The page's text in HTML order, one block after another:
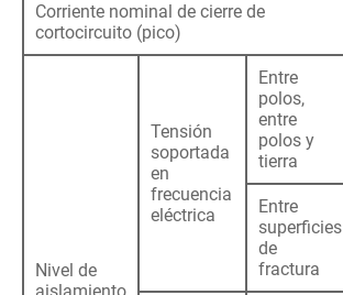
Corriente nominal de cierre de
cortocircuito (pico)
Nivel de
Tensión
soportada
en
frecuencia
eléctrica
Entre
polos,
entre
polos y
tierra
Entre
superficies
de
fractura